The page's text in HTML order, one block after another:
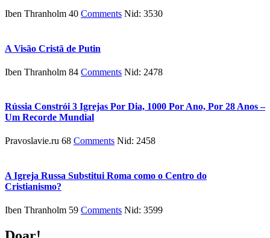
Iben Thranholm 40 Comments Nid: 3530
A Visão Cristã de Putin
Iben Thranholm 84 Comments Nid: 2478
Rússia Constrói 3 Igrejas Por Dia, 1000 Por Ano, Por 28 Anos –
Um Recorde Mundial
Pravoslavie.ru 68 Comments Nid: 2458
A Igreja Russa Substitui Roma como o Centro do
Cristianismo?
Iben Thranholm 59 Comments Nid: 3599